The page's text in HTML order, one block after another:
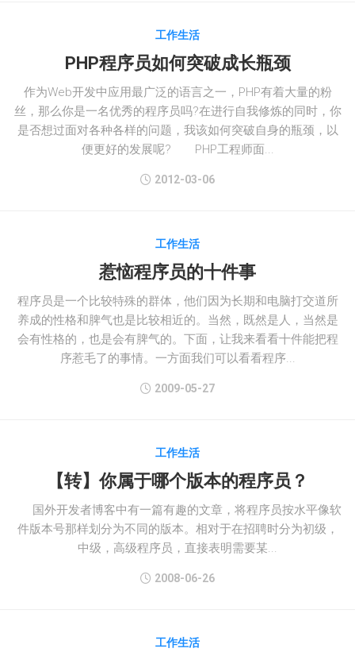
工作生活
PHP程序员如何突破成长瓶颈
作为Web开发中应用最广泛的语言之一，PHP有着大量的粉
丝，那么你是一名优秀的程序员吗?在进行自我修炼的同时，你
是否想过面对各种各样的问题，我该如何突破自身的瓶颈，以
便更好的发展呢? PHP工程师面...
2012-03-06
工作生活
惹恼程序员的十件事
程序员是一个比较特殊的群体，他们因为长期和电脑打交道所
养成的性格和脾气也是比较相近的。当然，既然是人，当然是
会有性格的，也是会有脾气的。下面，让我来看看十件能把程
序惹毛了的事情。一方面我们可以看看程序...
2009-05-27
工作生活
【转】你属于哪个版本的程序员？
国外开发者博客中有一篇有趣的文章，将程序员按水平像软
件版本号那样划分为不同的版本。相对于在招聘时分为初级，
中级，高级程序员，直接表明需要某...
2008-06-26
工作生活